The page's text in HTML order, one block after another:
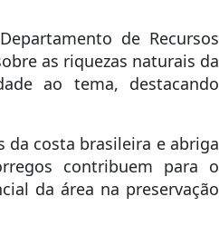
de Recursos
as riquezas naturais da
ao tema, destacando
da costa brasileira e abriga
contribuem para o
da área na preservação